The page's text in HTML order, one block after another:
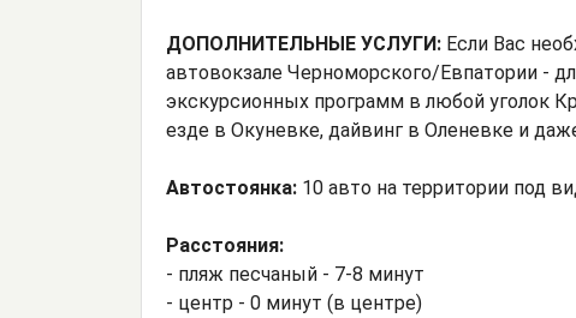
ДОПОЛНИТЕЛЬНЫЕ УСЛУГИ: Если Вас
автовокзале Черноморского/Евпатории -
экскурсионных программ в любой уголок
езде в Окуневке, дайвинг в Оленевке и
Автостоянка: 10 авто на территории под
Расстояния:
- пляж песчаный - 7-8 минут
- центр - 0 минут (в центре)